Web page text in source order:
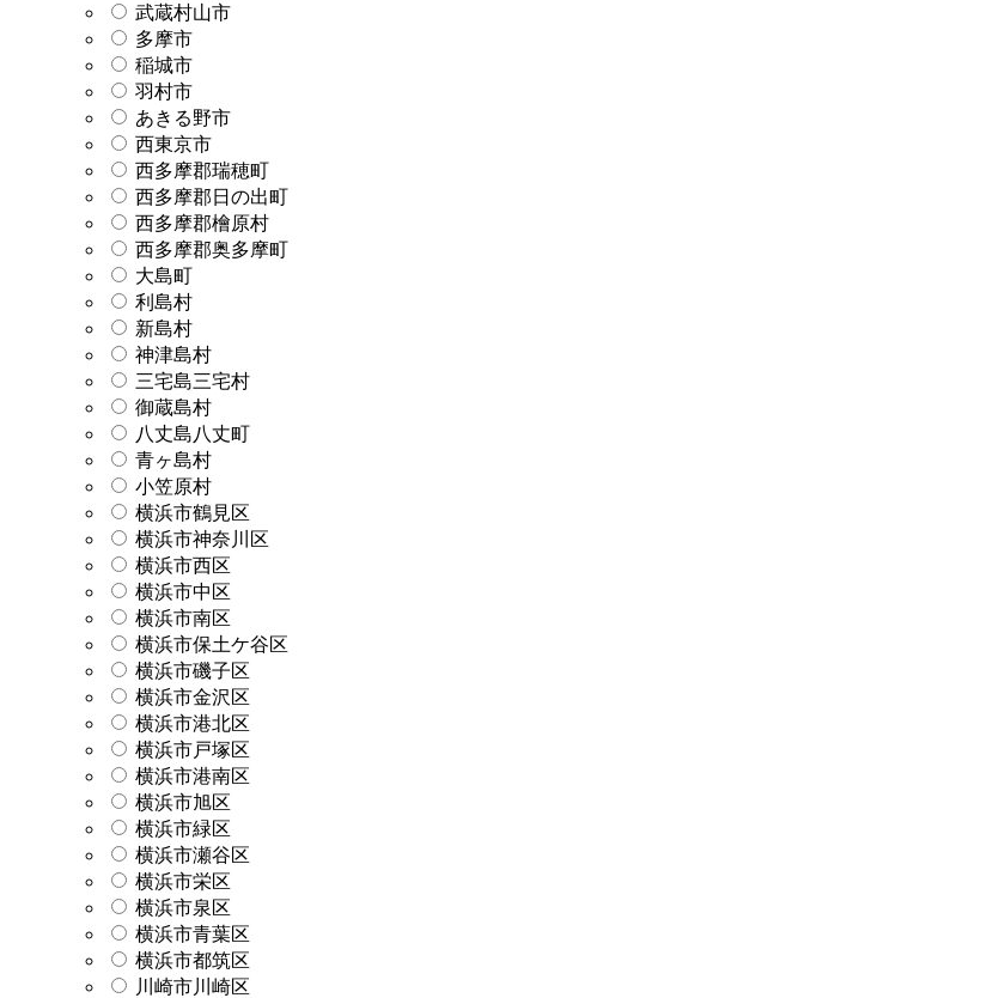
武蔵村山市
多摩市
稲城市
羽村市
あきる野市
西東京市
西多摩郡瑞穂町
西多摩郡日の出町
西多摩郡檜原村
西多摩郡奥多摩町
大島町
利島村
新島村
神津島村
三宅島三宅村
御蔵島村
八丈島八丈町
青ヶ島村
小笠原村
横浜市鶴見区
横浜市神奈川区
横浜市西区
横浜市中区
横浜市南区
横浜市保土ケ谷区
横浜市磯子区
横浜市金沢区
横浜市港北区
横浜市戸塚区
横浜市港南区
横浜市旭区
横浜市緑区
横浜市瀬谷区
横浜市栄区
横浜市泉区
横浜市青葉区
横浜市都筑区
川崎市川崎区